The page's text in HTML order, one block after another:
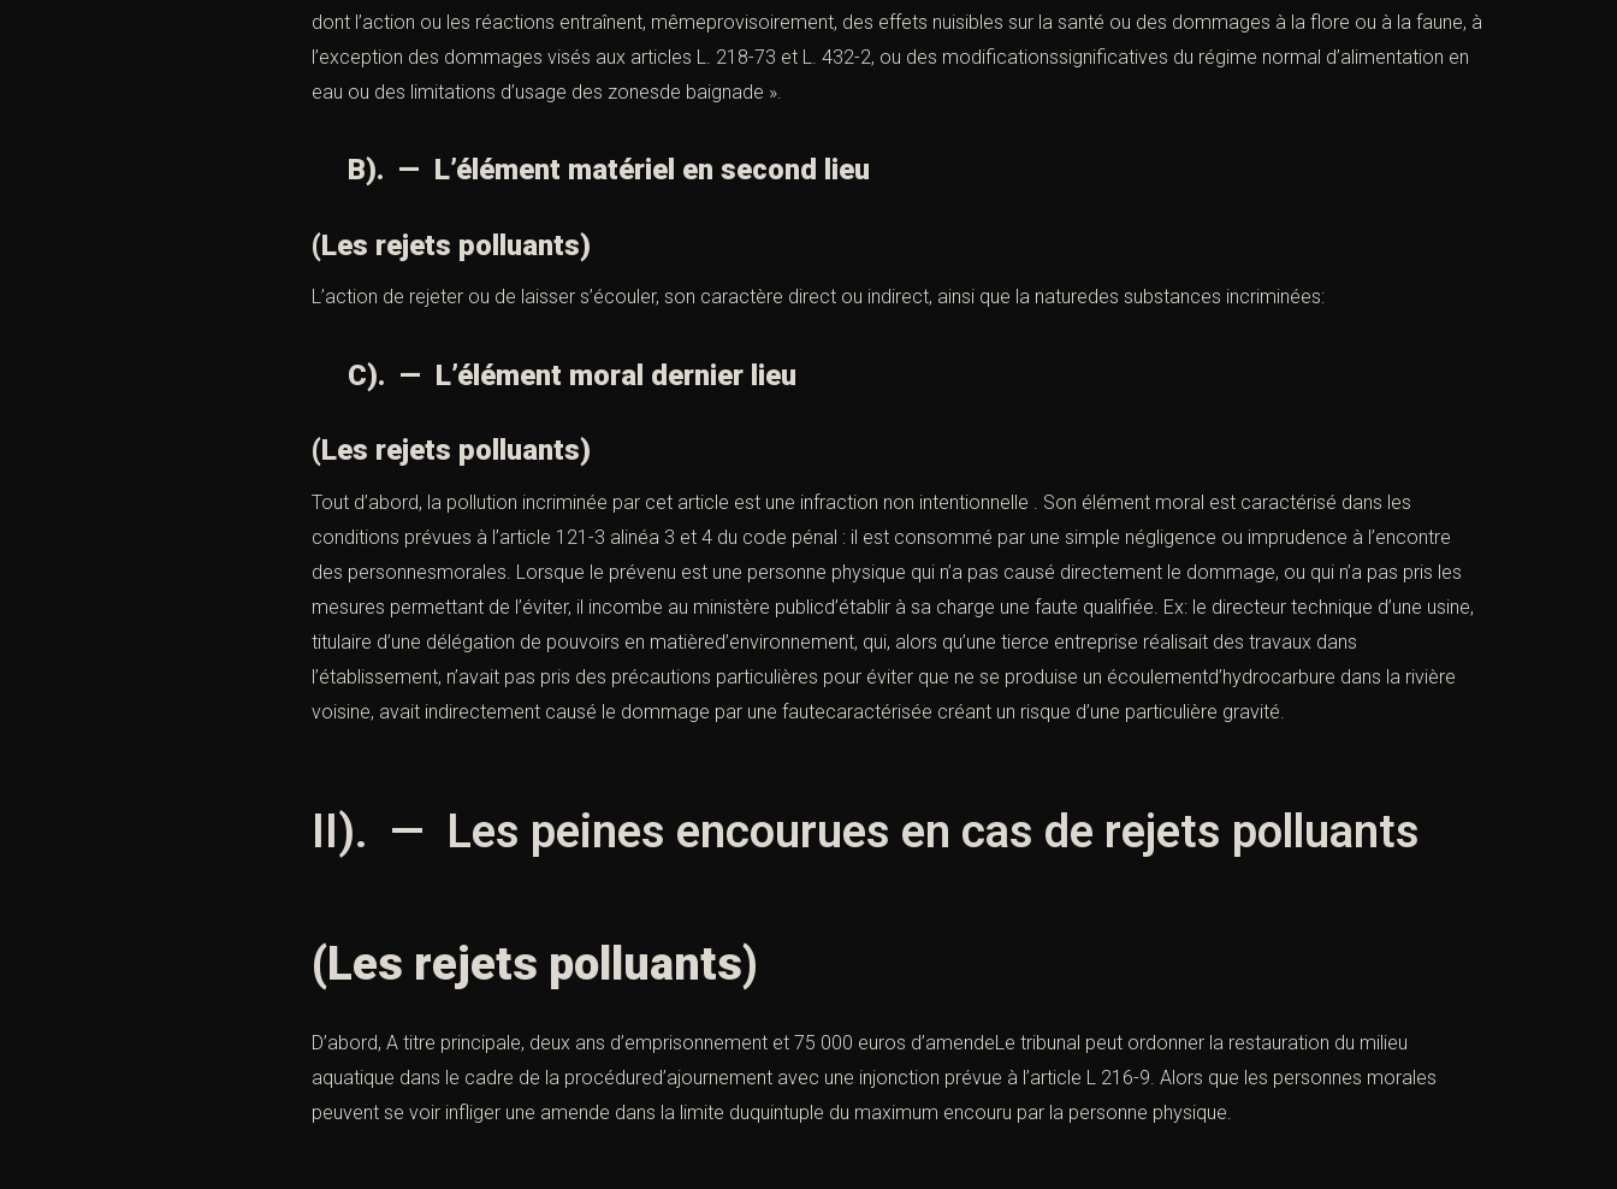
dont l’action ou les réactions entraînent, mêmeprovisoirement, des effets nuisibles sur la santé ou des dommages à la flore ou à la faune, à
l’exception des dommages visés aux articles L. 218-73 et L. 432-2, ou des modificationssignificatives du régime normal d’alimentation en
eau ou des limitations d’usage des zonesde baignade ».
B). — L’élément matériel en second lieu
(Les rejets polluants)
L’action de rejeter ou de laisser s’écouler, son caractère direct ou indirect, ainsi que la naturedes substances incriminées:
C). — L’élément moral dernier lieu
(Les rejets polluants)
Tout d’abord, la pollution incriminée par cet article est une infraction non intentionnelle . Son élément moral est caractérisé dans les
conditions prévues à l’article 121-3 alinéa 3 et 4 du code pénal : il est consommé par une simple négligence ou imprudence à l’encontre
des personnesmorales. Lorsque le prévenu est une personne physique qui n’a pas causé directement le dommage, ou qui n’a pas pris les
mesures permettant de l’éviter, il incombe au ministère publicd’établir à sa charge une faute qualifiée. Ex: le directeur technique d’une usine,
titulaire d’une délégation de pouvoirs en matièred’environnement, qui, alors qu’une tierce entreprise réalisait des travaux dans
l’établissement, n’avait pas pris des précautions particulières pour éviter que ne se produise un écoulementd’hydrocarbure dans la rivière
voisine, avait indirectement causé le dommage par une fautecaractérisée créant un risque d’une particulière gravité.
II). — Les peines encourues en cas de rejets polluants
(Les rejets polluants)
D’abord, A titre principale, deux ans d’emprisonnement et 75 000 euros d’amendeLe tribunal peut ordonner la restauration du milieu
aquatique dans le cadre de la procédured’ajournement avec une injonction prévue à l’article L 216-9. Alors que les personnes morales
peuvent se voir infliger une amende dans la limite duquintuple du maximum encouru par la personne physique.